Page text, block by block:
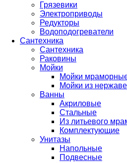
Грязевики
Электроприводы
Редукторы
Водоподогреватели
Сантехника
Сантехника
Раковины
Мойки
Мойки
Мойки из
Ванны
Акриловые
Стальные
Из литьевого
Комплектующие
Унитазы
Напольные
Подвесные